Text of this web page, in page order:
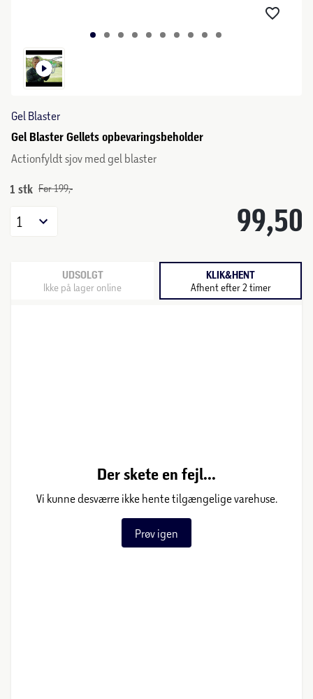
Gel Blaster
Gel Blaster Gellets opbevaringsbeholder
Actionfyldt sjov med gel blaster
1 stk Før 199,-
99,50
1
UDSOLGT
Ikke på lager online
KLIK&HENT
Afhent efter 2 timer
Der skete en fejl...
Vi kunne desværre ikke hente tilgængelige varehuse.
Prøv igen